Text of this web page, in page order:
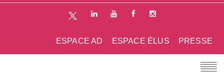
PRESSE
ESPACE ÉLUS
ESPACE AD